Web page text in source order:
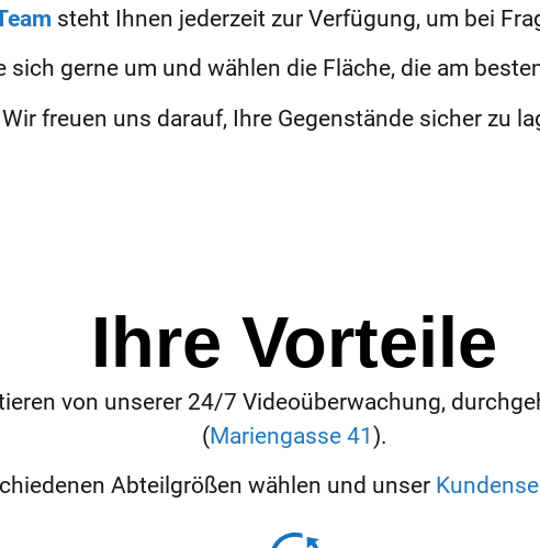
steht Ihnen jederzeit zur Verfügung, um bei
sich gerne um und wählen die Fläche, die am
Wir freuen uns darauf, Ihre Gegenstände sicher zu
Ihre Vorteile
von unserer 24/7 Videoüberwachung,
(Mariengasse 41).
Abteilgrößen wählen und unser